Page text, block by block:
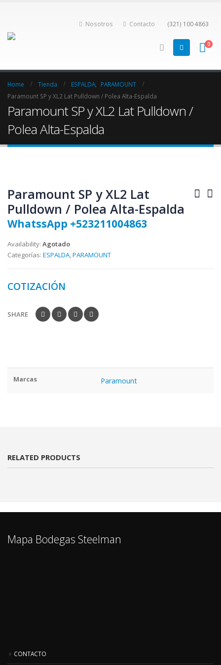
Nosotros Contacto (321) 100 4863
0
Home Tienda ESPALDA
PARAMOUNT
Paramount SP y XL2 Lat Pulldown / Polea Alta-Espalda
Paramount SP y XL2 Lat Pulldown /
Polea Alta-Espalda
Paramount SP y XL2 Lat
Pulldown / Polea Alta-Espalda
WhatssApp +523211004863
Availability: Agotado
Categorías: ESPALDA,PARAMOUNT
COTIZACIÓN
SHARE
Marcas Paramount
RELATED PRODUCTS
Mapa Bodegas Steelman
CONTACTO